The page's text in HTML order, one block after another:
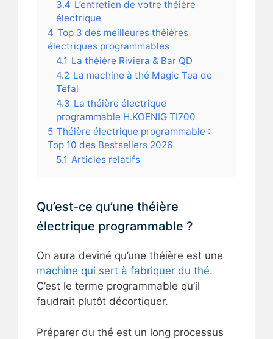
3.4 L’entretien de votre théière
électrique
4 Top 3 des meilleures théières
électriques programmables
4.1 La théière Riviera & Bar QD
4.2 La machine à thé Magic Tea de
Tefal
4.3 La théière électrique
programmable H.KOENIG TI700
5 Théière électrique programmable :
Top 10 des Bestsellers 2026
5.1 Articles relatifs
Qu’est-ce qu’une théière
électrique programmable ?
On aura deviné qu’une théière est une
machine qui sert à fabriquer du thé.
C’est le terme programmable qu’il
faudrait plutôt décortiquer.
Préparer du thé est un long processus